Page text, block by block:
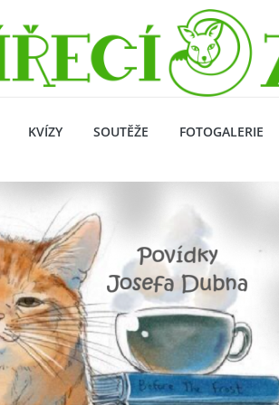
KVÍZY SOUTĚŽE FOTOGALERIE